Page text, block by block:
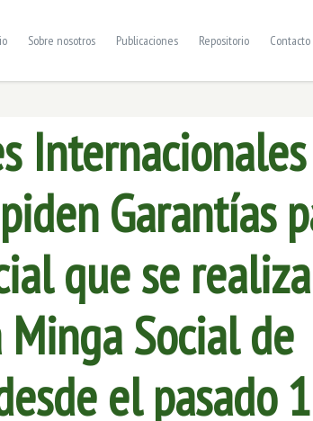
Sobre nosotros Publicaciones Repositorio Contacto
Garantías
que se
Social de
el pasado